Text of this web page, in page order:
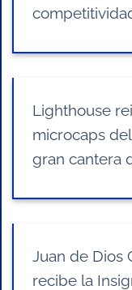
Lighthouse
microcaps
gran cantera
Juan de Dios
recibe la